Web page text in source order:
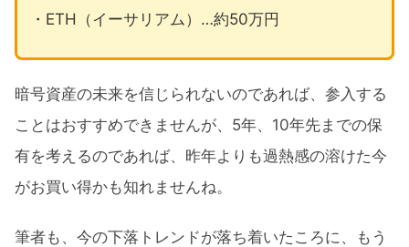
・ETH（イーサリアム）…約50万円
暗号資産の未来を信じられないのであれば、参入する
ことはおすすめできませんが、5年、10年先までの保
有を考えるのであれば、昨年よりも過熱感の溶けた今
がお買い得かも知れませんね。
筆者も、今の下落トレンドが落ち着いたころに、もう